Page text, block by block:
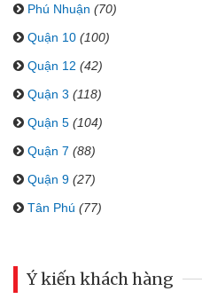
Phú Nhuận (70)
Quận 10 (100)
Quận 12 (42)
Quận 3 (118)
Quận 5 (104)
Quận 7 (88)
Quận 9 (27)
Tân Phú (77)
Ý kiến khách hàng